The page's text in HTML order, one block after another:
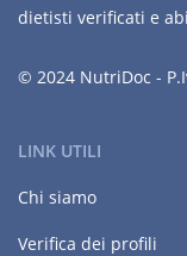
dietisti verificati e
© 2024 NutriDoc -
LINK UTILI
Chi siamo
Verifica dei profili